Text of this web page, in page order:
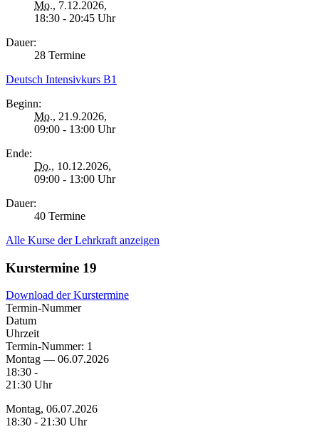
Mo., 7.12.2026,
18:30 - 20:45 Uhr
Dauer:
28 Termine
Deutsch Intensivkurs B1
Beginn:
Mo., 21.9.2026,
09:00 - 13:00 Uhr
Ende:
Do., 10.12.2026,
09:00 - 13:00 Uhr
Dauer:
40 Termine
Alle Kurse der Lehrkraft anzeigen
Kurstermine 19
Download der Kurstermine
Termin-Nummer
Datum
Uhrzeit
Termin-Nummer: 1
Montag — 06.07.2026
18:30 -
21:30 Uhr
Montag, 06.07.2026
18:30 - 21:30 Uhr